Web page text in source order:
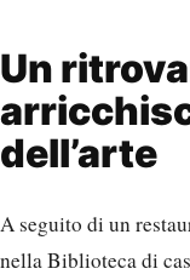
Un
dell’arte
A seguito di un
nella Biblioteca di